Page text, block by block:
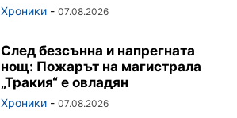
Хроники - 07.08.2026
След безсънна и напрегната
нощ: Пожарът на магистрала
„Тракия“ е овладян
Хроники - 07.08.2026